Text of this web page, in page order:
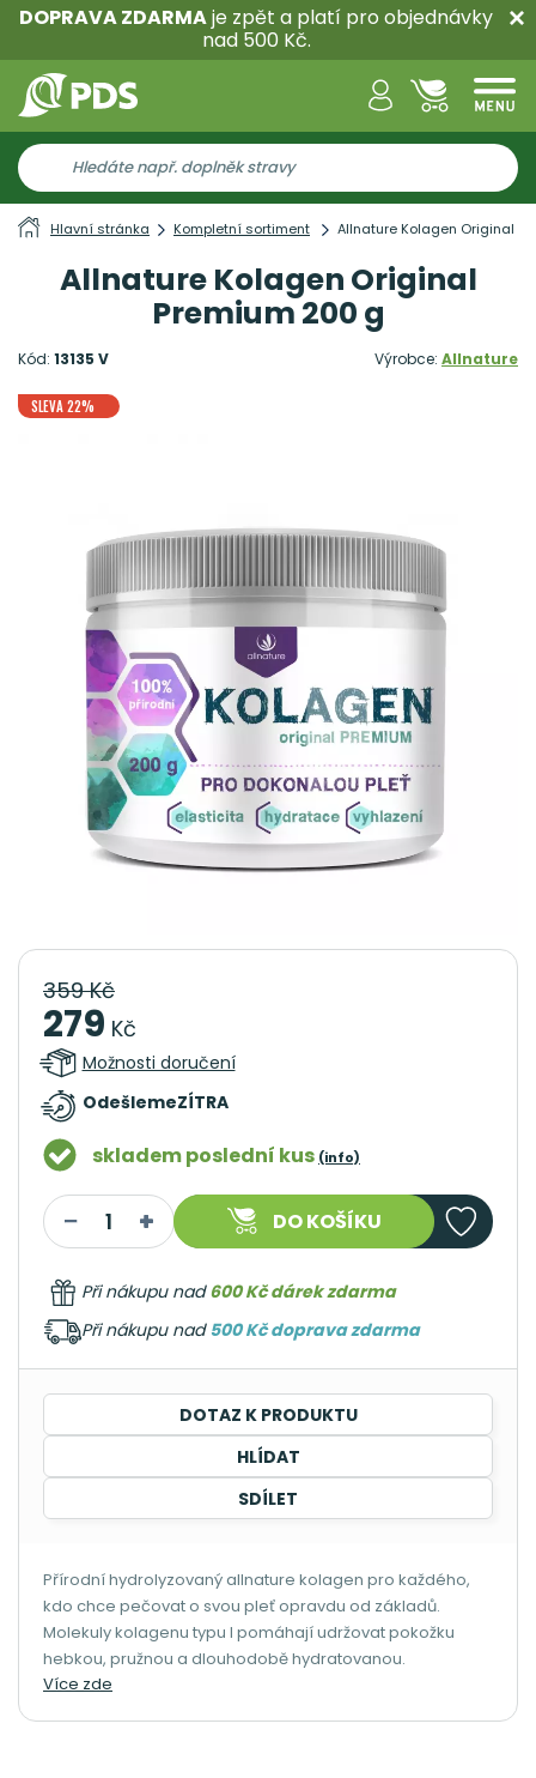
DOPRAVA ZDARMAje zpět a platí pro objednávky
nad 500 Kč.
Hlavní stránka Kompletní sortiment Allnature Kolagen Original
Allnature Kolagen Original
Premium 200 g
Kód: 13135 V Výrobce: Allnature
SLEVA 22%
359 Kč
279 Kč
Možnosti doručení
OdešlemeZÍTRA
skladem poslední kus (info)
DO KOŠÍKU
Při nákupu nad600 Kč dárek zdarma
Při nákupu nad 500 Kč doprava zdarma
DOTAZ K PRODUKTU
HLÍDAT
SDÍLET
Přírodní hydrolyzovaný allnature kolagen pro každého,
kdo chce pečovat o svou pleť opravdu od základů.
Molekuly kolagenu typu I pomáhají udržovat pokožku
hebkou, pružnou a dlouhodobě hydratovanou.
Více zde